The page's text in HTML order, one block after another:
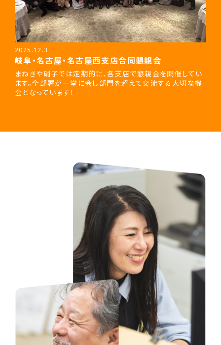
2025.12.3
岐阜・名古屋・名古屋西支店合同懇親会
まねきや硝子では定期的に、各支店で懇親会を開催してい
ます。全部署が一堂に会し部門を超えて交流する大切な機
会となっています！